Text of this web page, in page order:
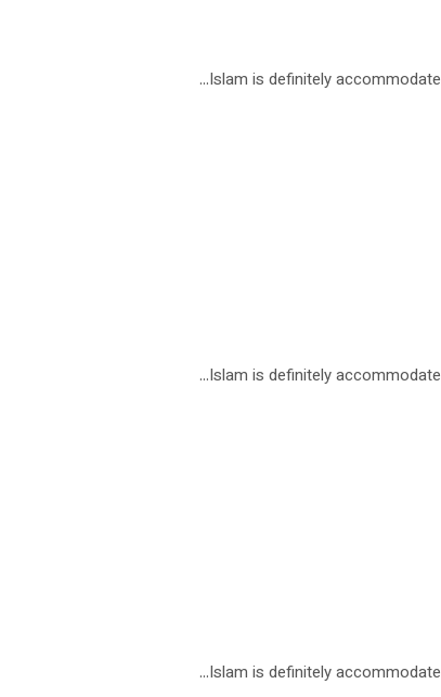
Islam is definitely
Islam is definitely
Islam is definitely